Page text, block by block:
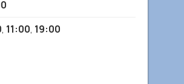
, 11:00, 19:00